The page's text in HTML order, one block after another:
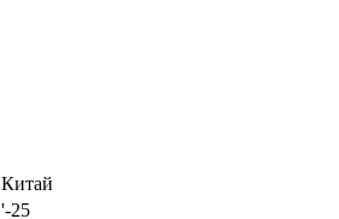
Китай
'-25